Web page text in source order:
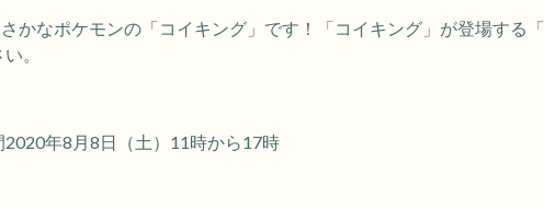
かなポケモンの「コイキング」です！「コイキング」が登場する
。
2020年8月8日（土）11時から17時